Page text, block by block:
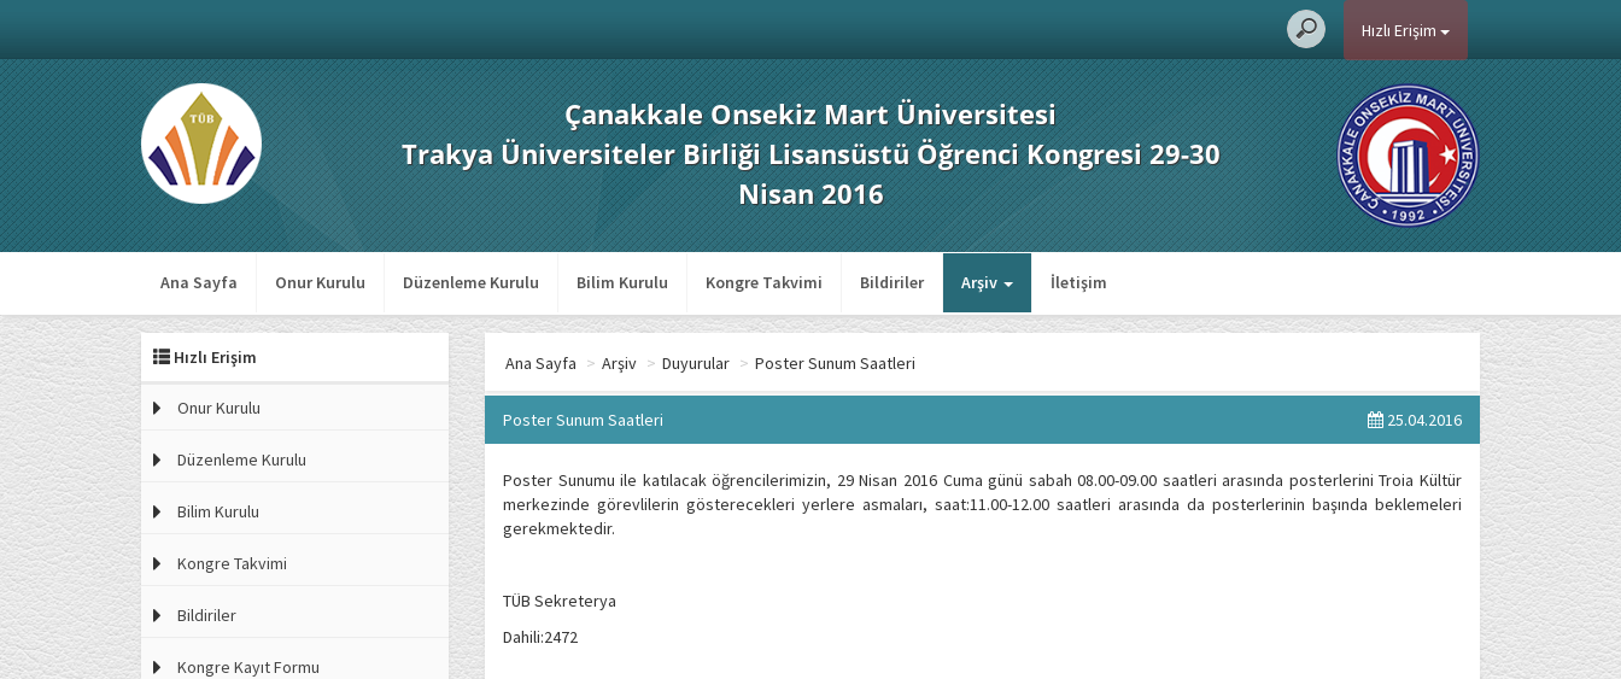
Hızlı Erişim
Çanakkale Onsekiz Mart Üniversitesi
Trakya Üniversiteler Birliği Lisansüstü Öğrenci Kongresi 29-30
Nisan 2016
Ana Sayfa Onur Kurulu Düzenleme Kurulu Bilim Kurulu Kongre Takvimi Bildiriler Arşiv İletişim
Hızlı Erişim
Onur Kurulu
Düzenleme Kurulu
Bilim Kurulu
Kongre Takvimi
Bildiriler
Kongre Kayıt Formu
Ana Sayfa > Arşiv > Duyurular > Poster Sunum Saatleri
Poster Sunum Saatleri 25.04.2016
Poster Sunumu ile katılacak öğrencilerimizin, 29 Nisan 2016 Cuma günü sabah 08.00-09.00 saatleri arasında posterlerini Troia Kültür
merkezinde görevlilerin gösterecekleri yerlere asmaları, saat:11.00-12.00 saatleri arasında da posterlerinin başında beklemeleri
gerekmektedir.
TÜB Sekreterya
Dahili:2472